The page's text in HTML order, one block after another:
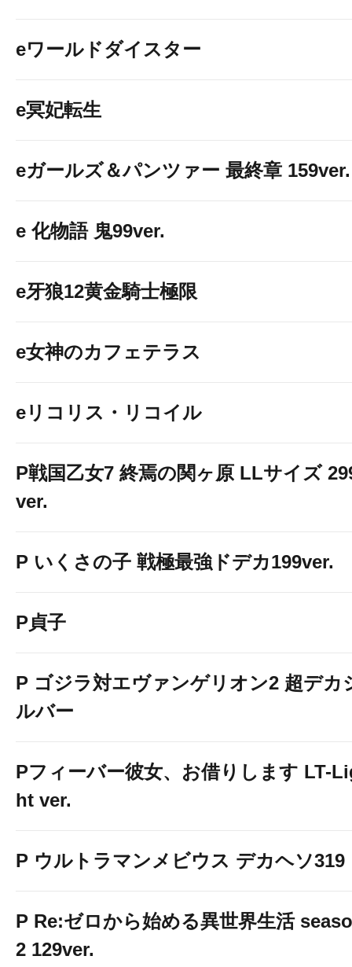
eワールドダイスター
e冥妃転生
eガールズ＆パンツァー 最終章 159ver.
e 化物語 鬼99ver.
e牙狼12黄金騎士極限
e女神のカフェテラス
eリコリス・リコイル
P戦国乙女7 終焉の関ヶ原 LLサイズ
ver.
P いくさの子 戦極最強ドデカ199ver.
P貞子
P ゴジラ対エヴァンゲリオン2 超デカ
ルバー
Pフィーバー彼女、お借りします LT-
ht ver.
P ウルトラマンメビウス デカヘソ319
P Re:ゼロから始める異世界生活
2 129ver.